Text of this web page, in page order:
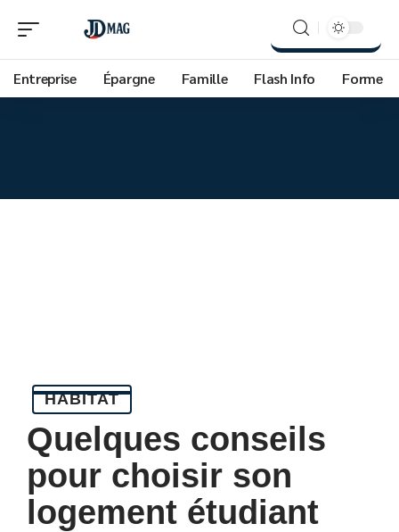
Entreprise Épargne Famille Flash Info Forme
HABITAT
Quelques conseils
pour choisir son
logement étudiant